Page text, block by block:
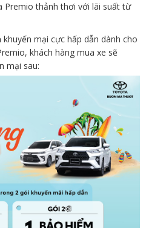
Premio thảnh thơi với lãi suất từ
mại cực hấp dẫn dành cho
khách hàng mua xe sẽ
mại sau: